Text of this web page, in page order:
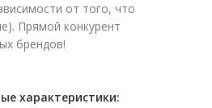
от того, что
Прямой конкурент
брендов!
характеристики: